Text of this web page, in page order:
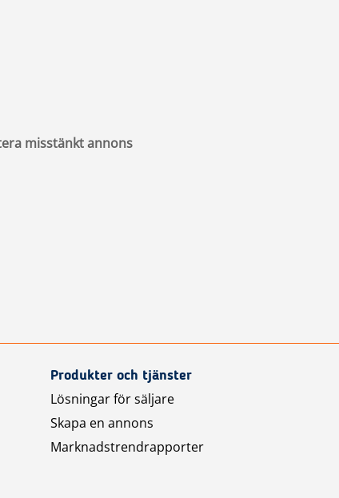
misstänkt annons
Produkter och tjänster
Lösningar för säljare
Skapa en annons
Marknadstrendrapporter